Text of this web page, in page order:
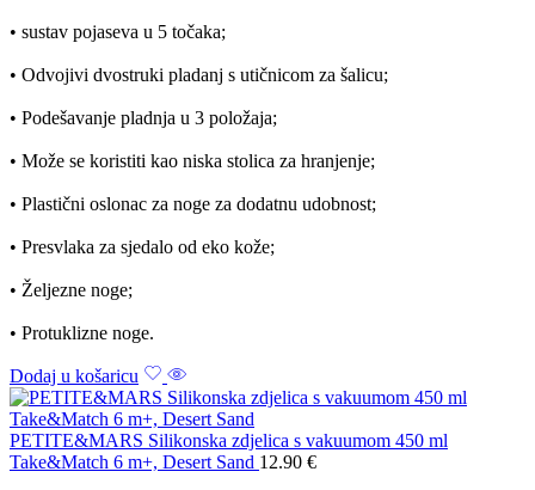
• sustav pojaseva u 5 točaka;
• Odvojivi dvostruki pladanj s utičnicom za šalicu;
• Podešavanje pladnja u 3 položaja;
• Može se koristiti kao niska stolica za hranjenje;
• Plastični oslonac za noge za dodatnu udobnost;
• Presvlaka za sjedalo od eko kože;
• Željezne noge;
• Protuklizne noge.
Dodaj u košaricu
PETITE&MARS Silikonska zdjelica s vakuumom 450 ml
Take&Match 6 m+, Desert Sand 12.90 €